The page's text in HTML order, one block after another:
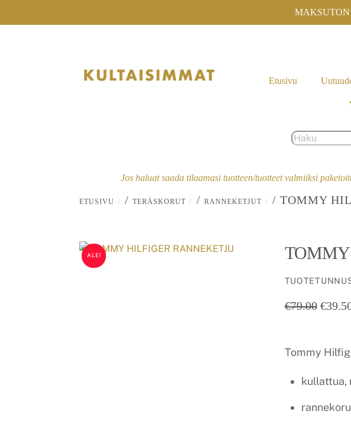
to
Etusivu
Jos haluat saada tilaamasi tuotteen/tuotteet valmiiksi
ETUSIVU /TERÄSKORUT /RANNEKETJUT / TOMMY
ALE!
ALE!
€79.00 €
Tommy
kullattua,